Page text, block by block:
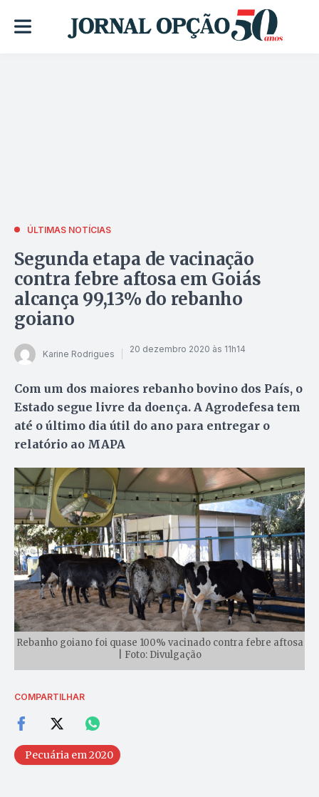
ÚLTIMAS NOTÍCIAS
Segunda etapa de vacinação
contra febre aftosa em Goiás
alcança 99,13% do rebanho
goiano
Karine Rodrigues 20 dezembro 2020 às 11h14
Com um dos maiores rebanho bovino dos País, o
Estado segue livre da doença. A Agrodefesa tem
até o último dia útil do ano para entregar o
relatório ao MAPA
Rebanho goiano foi quase 100% vacinado contra febre aftosa
| Foto: Divulgação
COMPARTILHAR
Pecuária em 2020